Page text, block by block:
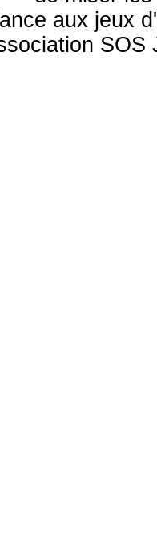
aux jeux